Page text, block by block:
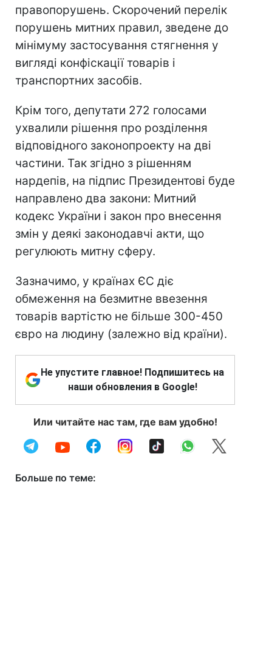
правопорушень. Скорочений перелік
порушень митних правил, зведене до
мінімуму застосування стягнення у
вигляді конфіскації товарів і
транспортних засобів.
Крім того, депутати 272 голосами
ухвалили рішення про розділення
відповідного законопроекту на дві
частини. Так згідно з рішенням
нардепів, на підпис Президентові буде
направлено два закони: Митний
кодекс України і закон про внесення
змін у деякі законодавчі акти, що
регулюють митну сферу.
Зазначимо, у країнах ЄС діє
обмеження на безмитне ввезення
товарів вартістю не більше 300-450
євро на людину (залежно від країни).
Не упустите главное! Подпишитесь на
наши обновления в Google!
Или читайте нас там, где вам удобно!
Больше по теме: